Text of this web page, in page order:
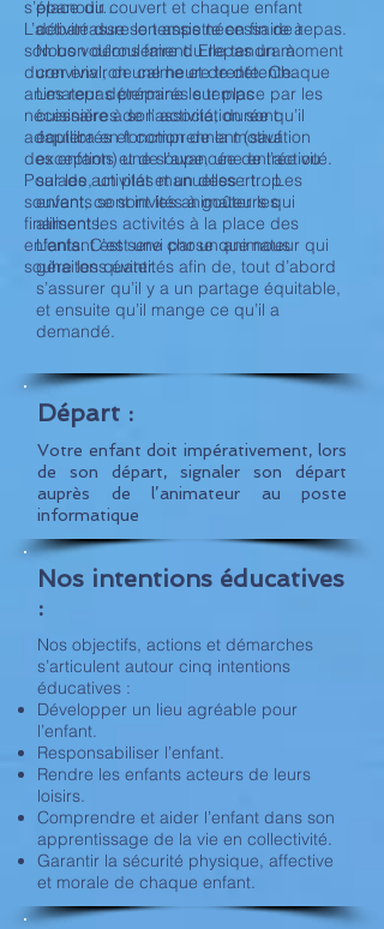
s’épanouir…
L’activité dure le temps nécessaire à
son bon déroulement. Elle tendra à
durer environ une heure trente. Chaque
animateur détermine le temps
nécessaire à son activité, durée qu’il
adaptera en fonction de la motivation
des enfants et de l’avancée de l’activité.
Pour les activités manuelles : trop
souvent, ce sont les animateurs qui
finalisent les activités à la place des
enfants. C’est une chose que nous
souhaitons éviter.
place du couvert et chaque enfant
débarrasse son assiette en fin de repas.
Nous voulons faire du repas un moment
convivial, de calme et de détente.
Les repas préparés sur place par les
cuisinières de l’association sont
équilibrés et comprennent (sauf
exception) une soupe, une entrée ou
salade, un plat et un dessert... Les
enfants sont invités à goûter les
aliments.
L’enfant est servi par un animateur qui
gère les quantités afin de, tout d’abord
s’assurer qu’il y a un partage équitable,
et ensuite qu’il mange ce qu’il a
demandé.
Départ :
Votre enfant doit impérativement, lors
de son départ, signaler son départ
auprès de l’animateur au poste
informatique
Nos intentions éducatives
:
Nos objectifs, actions et démarches
s’articulent autour cinq intentions
éducatives :
Développer un lieu agréable pour
l’enfant.
Responsabiliser l’enfant.
Rendre les enfants acteurs de leurs
loisirs.
Comprendre et aider l’enfant dans son
apprentissage de la vie en collectivité.
Garantir la sécurité physique, affective
et morale de chaque enfant.